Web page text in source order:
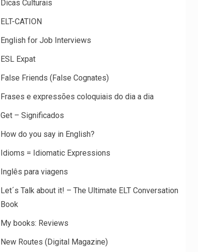
Dicas Culturais
ELT-CATION
English for Job Interviews
ESL Expat
False Friends (False Cognates)
Frases e expressões coloquiais do dia a dia
Get – Significados
How do you say in English?
Idioms = Idiomatic Expressions
Inglês para viagens
Let´s Talk about it! – The Ultimate ELT Conversation
Book
My books: Reviews
New Routes (Digital Magazine)